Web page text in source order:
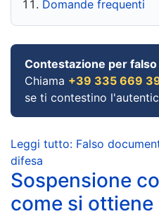
Domande frequenti
Contestazione per
Chiama +39 335 669
se ti contestino
Leggi tutto: Falso
difesa
Sospensione
come si ottiene